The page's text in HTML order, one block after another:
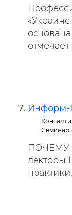
отмечает
Информ-
ПОЧЕМУ
лекторы